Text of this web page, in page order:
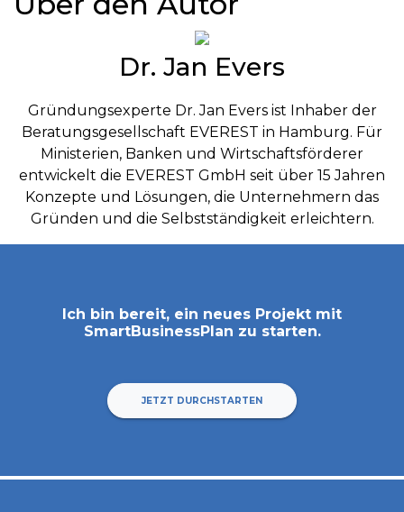
Dr. Jan Evers
Gründungsexperte Dr. Jan Evers ist Inhaber der
Beratungsgesellschaft EVEREST in Hamburg. Für
Ministerien, Banken und Wirtschaftsförderer
entwickelt die EVEREST GmbH seit über 15 Jahren
Konzepte und Lösungen, die Unternehmern das
Gründen und die Selbstständigkeit erleichtern.
Ich bin bereit, ein neues Projekt mit
SmartBusinessPlan zu starten.
JETZT DURCHSTARTEN